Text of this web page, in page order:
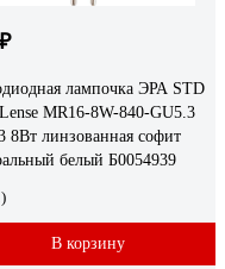
лампочка ЭРА STD
MR16-8W-840-GU5.3
8Вт линзованная софит
белый Б0054939
В корзину